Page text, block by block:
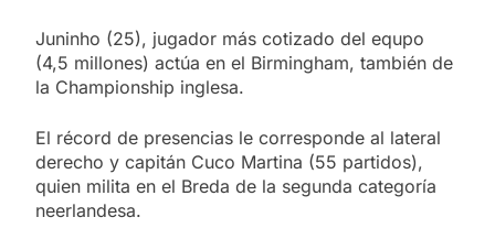
Juninho (25), jugador más cotizado del equpo
(4,5 millones) actúa en el Birmingham, también de
la Championship inglesa.
El récord de presencias le corresponde al lateral
derecho y capitán Cuco Martina (55 partidos),
quien milita en el Breda de la segunda categoría
neerlandesa.